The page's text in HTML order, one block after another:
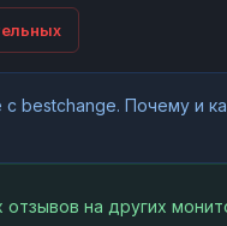
bestchange. Почему и
на других